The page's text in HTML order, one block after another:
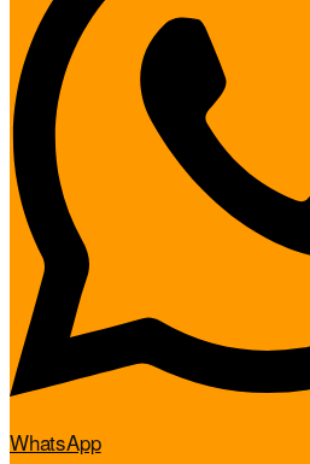
WhatsApp